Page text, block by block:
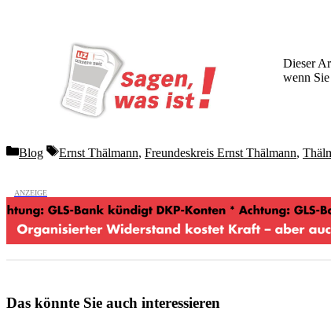
Dieser
wenn
Categories
Blog Tags
Ernst Thälmann, Freundeskreis Ernst Thälmann,
Das könnte Sie auch interessieren